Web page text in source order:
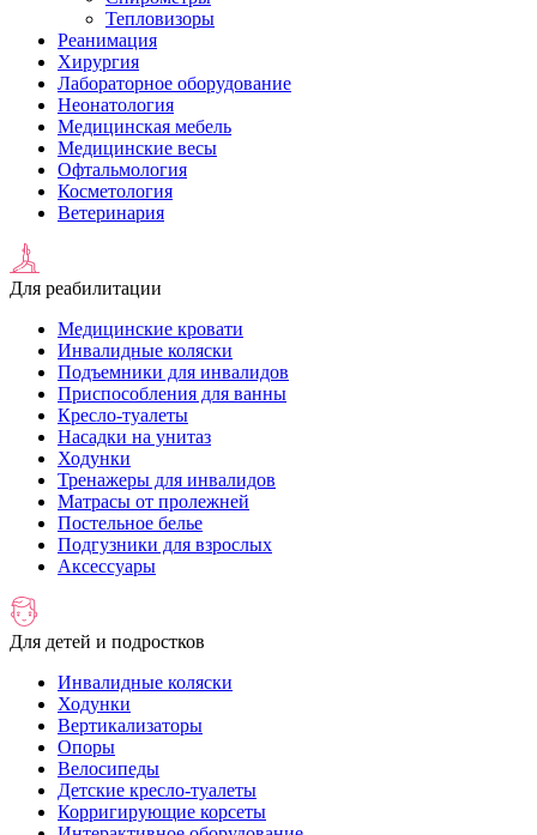
Тепловизоры
Реанимация
Хирургия
Лабораторное оборудование
Неонатология
Медицинская мебель
Медицинские весы
Офтальмология
Косметология
Ветеринария
Для реабилитации
Медицинские кровати
Инвалидные коляски
Подъемники для инвалидов
Приспособления для ванны
Кресло-туалеты
Насадки на унитаз
Ходунки
Тренажеры для инвалидов
Матрасы от пролежней
Постельное белье
Подгузники для взрослых
Аксессуары
Для детей и подростков
Инвалидные коляски
Ходунки
Вертикализаторы
Опоры
Велосипеды
Детские кресло-туалеты
Корригирующие корсеты